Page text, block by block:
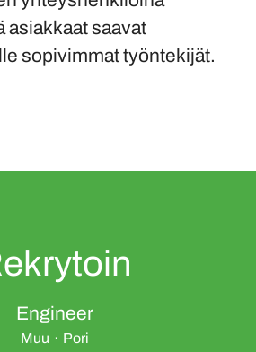
asiakkaat saavat
sopivimmat työntekijät.
Engineer
Muu · Pori